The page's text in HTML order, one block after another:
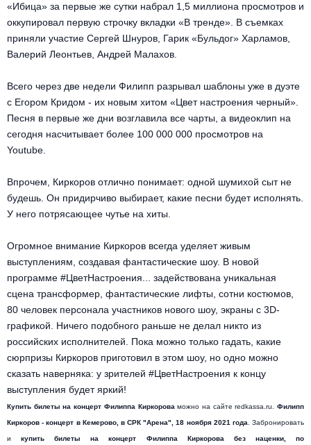
«Ибица» за первые же сутки набрал 1,5 миллиона просмотров и
оккупировал первую строчку вкладки «В тренде». В съемках
приняли участие Сергей Шнуров, Гарик «Бульдог» Харламов,
Валерий Леонтьев, Андрей Малахов.
Всего через две недели Филипп разрывал шаблоны уже в дуэте
с Егором Кридом - их новым хитом «Цвет настроения черный».
Песня в первые же дни возглавила все чарты, а видеоклип на
сегодня насчитывает более 100 000 000 просмотров на
Youtube.
Впрочем, Киркоров отлично понимает: одной шумихой сыт не
будешь. Он придирчиво выбирает, какие песни будет исполнять.
У него потрясающее чутье на хиты.
Огромное внимание Киркоров всегда уделяет живым
выступлениям, создавая фантастические шоу. В новой
программе #ЦветНастроения... задействована уникальная
сцена трансформер, фантастические лифты, сотни костюмов,
80 человек персонала участников нового шоу, экраны с 3D-
графикой. Ничего подобного раньше не делал никто из
российских исполнителей. Пока можно только гадать, какие
сюрпризы Киркоров приготовил в этом шоу, но одно можно
сказать наверняка: у зрителей #ЦветНастроения к концу
выступления будет яркий!
Купить билеты на концерт Филиппа Киркороваможно на сайте redkassa.ru.Филипп
Киркоров - концерт в Кемерово, в СРК "Арена" ,18 ноября 2021 года . Забронировать
икупить билеты на концерт Филиппа Киркорова без наценки, по